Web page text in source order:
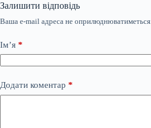
Залишити відповідь
Ваша e-mail адреса не оприлюднюватиметься.
Ім’я *
Додати коментар *